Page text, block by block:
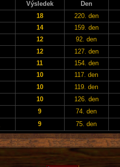
Výsledek
Den
18
220. den
14
159. den
12
92. den
12
127. den
11
154. den
10
117. den
10
119. den
10
126. den
9
74. den
9 75. den